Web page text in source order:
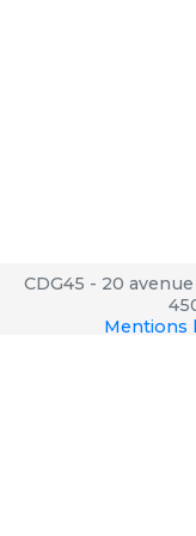
CDG45 - 20
Mentions